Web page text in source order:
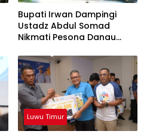
Bupati Irwan Dampingi
Ustadz Abdul Somad
Nikmati Pesona Danau
Luwu Timur